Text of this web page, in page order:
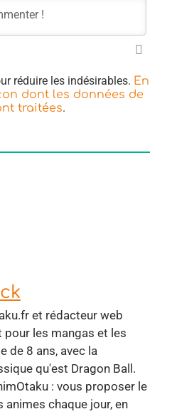
réduire les indésirables. En
dont les données de
traitées.
et rédacteur web
les mangas et les
de 8 ans, avec la
qu'est Dragon Ball.
: vous proposer le
chaque jour, en